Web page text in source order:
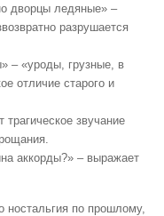
дворцы ледяные» –
разрушается
– «уроды, грузные, в
отличие старого и
трагическое звучание
аккорды?» – выражает
ностальгия по прошлому,